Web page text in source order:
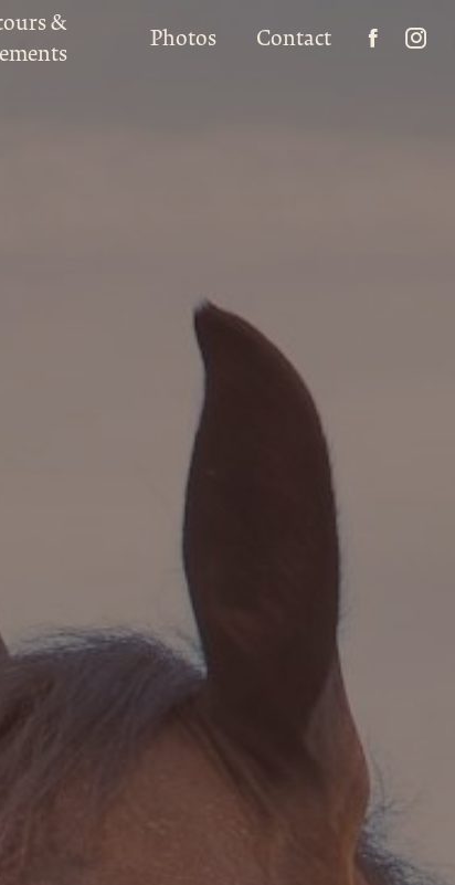
&
Photos Contact